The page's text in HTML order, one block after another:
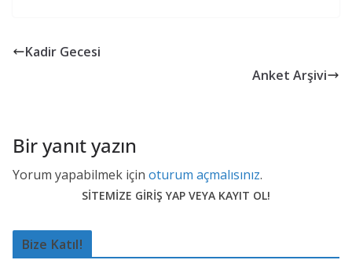
Kadir Gecesi
Anket Arşivi
Bir yanıt yazın
Yorum yapabilmek için oturum açmalısınız.
SİTEMİZE GİRİŞ YAP VEYA KAYIT OL!
Bize Katıl!